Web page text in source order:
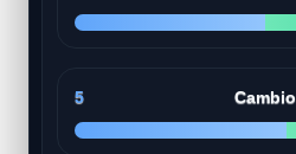
5 Cambio